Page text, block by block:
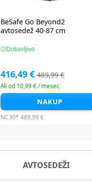
Maxi Cosi Pearl XL Slide Pro
Size avtosedež 61-150 cm
Na voljo takoj
359,99 € 449,99 €
Ali od 12,18 € / mesec
NAKUP
NC30* 449,99 €
AVTOSEDEŽI